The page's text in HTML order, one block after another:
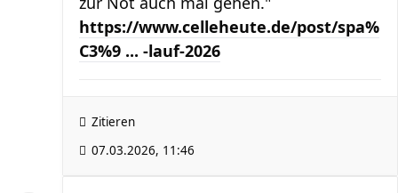
https://www.celleheute.de/post/spa%
C3%9 ... -lauf-2026
Zitieren
07.03.2026, 11:46